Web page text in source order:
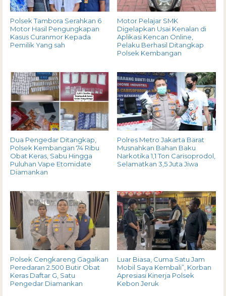
Polsek Tambora Serahkan 6
Motor Hasil Pengungkapan
Kasus Curanmor Kepada
Pemilik Yang sah
Motor Pelajar SMK
Digelapkan Usai Kenalan di
Aplikasi Kencan Online,
Pelaku Berhasil Ditangkap
Polsek Kembangan
Dua Pengedar Ditangkap,
Polsek Kembangan 74 Ribu
Obat Keras, Sabu Hingga
Puluhan Vape Etomidate
Diamankan
Polres Metro Jakarta Barat
Musnahkan Bahan Baku
Narkotika 1,1 Ton Carisoprodol,
Selamatkan 3,5 Juta Jiwa
Polsek Cengkareng Gagalkan
Peredaran 2.500 Butir Obat
Keras Daftar G, Satu
Pengedar Diamankan
Luar Biasa, Cuma Satu Jam
Mobil Saya Kembali”, Korban
Apresiasi Kinerja Polsek
Kebon Jeruk